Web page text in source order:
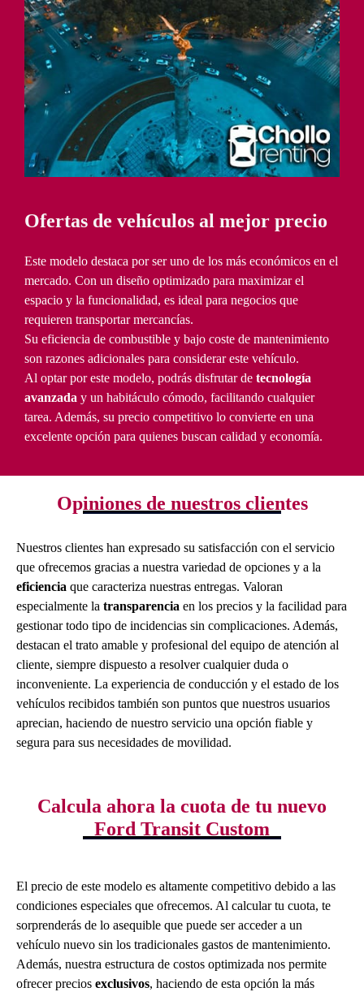
Ofertas de vehículos al mejor precio
Este modelo destaca por ser uno de los más económicos en el
mercado. Con un diseño optimizado para maximizar el
espacio y la funcionalidad, es ideal para negocios que
requieren transportar mercancías.
Su eficiencia de combustible y bajo coste de mantenimiento
son razones adicionales para considerar este vehículo.
Al optar por este modelo, podrás disfrutar de tecnología
avanzada y un habitáculo cómodo, facilitando cualquier
tarea. Además, su precio competitivo lo convierte en una
excelente opción para quienes buscan calidad y economía.
Opiniones de nuestros clientes
Nuestros clientes han expresado su satisfacción con el servicio
que ofrecemos gracias a nuestra variedad de opciones y a la
eficiencia que caracteriza nuestras entregas. Valoran
especialmente la transparencia en los precios y la facilidad para
gestionar todo tipo de incidencias sin complicaciones. Además,
destacan el trato amable y profesional del equipo de atención al
cliente, siempre dispuesto a resolver cualquier duda o
inconveniente. La experiencia de conducción y el estado de los
vehículos recibidos también son puntos que nuestros usuarios
aprecian, haciendo de nuestro servicio una opción fiable y
segura para sus necesidades de movilidad.
Calcula ahora la cuota de tu nuevo
Ford Transit Custom
El precio de este modelo es altamente competitivo debido a las
condiciones especiales que ofrecemos. Al calcular tu cuota, te
sorprenderás de lo asequible que puede ser acceder a un
vehículo nuevo sin los tradicionales gastos de mantenimiento.
Además, nuestra estructura de costos optimizada nos permite
ofrecer precios exclusivos, haciendo de esta opción la más